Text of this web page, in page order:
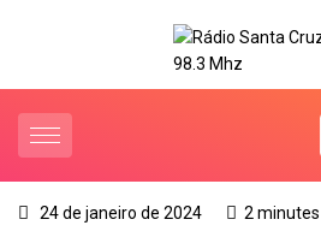
24 de janeiro de 2024 2 minutes